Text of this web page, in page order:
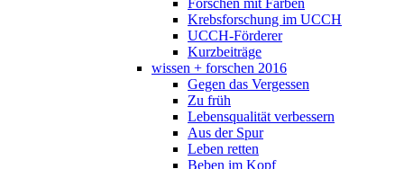
Forschen mit Farben
Krebsforschung im UCCH
UCCH-Förderer
Kurzbeiträge
wissen + forschen 2016
Gegen das Vergessen
Zu früh
Lebensqualität verbessern
Aus der Spur
Leben retten
Beben im Kopf